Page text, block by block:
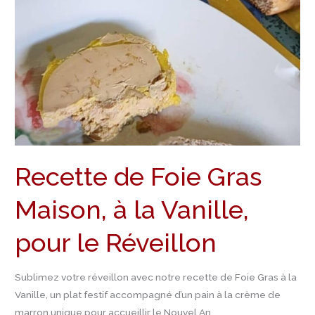
Recette de Foie Gras
Maison, à la Vanille,
pour le Réveillon
Sublimez votre réveillon avec notre recette de Foie Gras à la
Vanille, un plat festif accompagné d’un pain à la crème de
marron unique pour accueillir le Nouvel An.